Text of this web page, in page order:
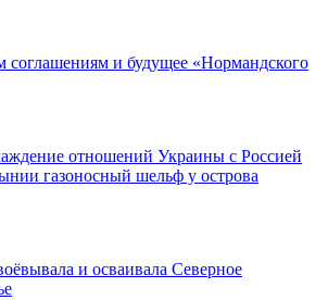
соглашениям и будущее «Нормандского
отношений Украины с Россией
газоносный шельф у острова
и осваивала Северное